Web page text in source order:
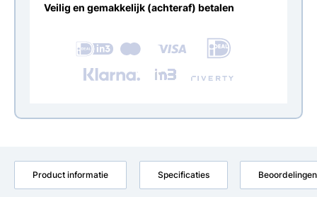
Veilig en gemakkelijk (achteraf) betalen
Product informatie Specificaties Beoordelingen